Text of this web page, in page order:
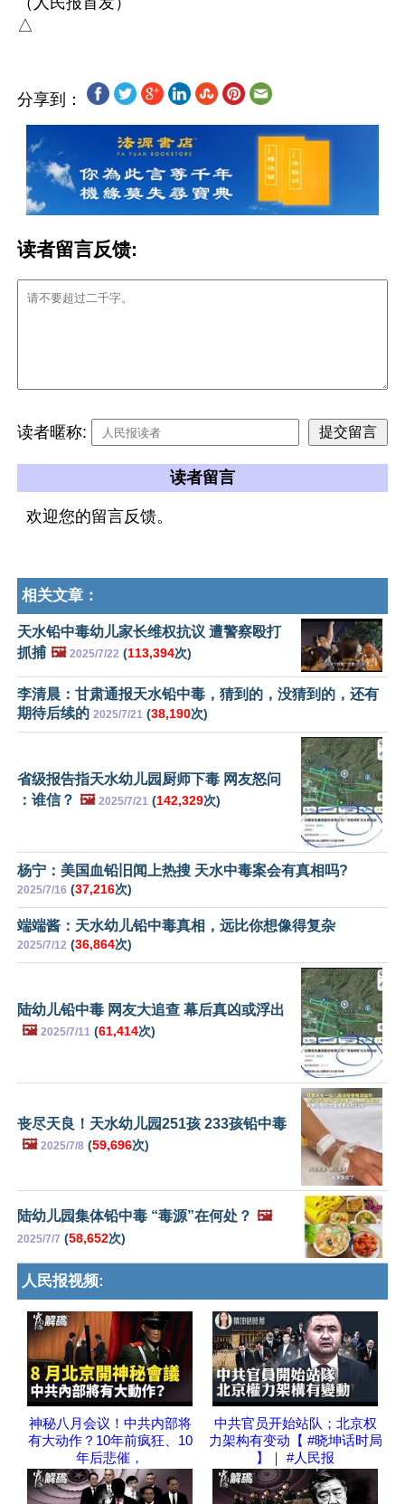
分享到：
读者留言反馈:
读者暱称:
读者留言
欢迎您的留言反馈。
相关文章：
天水铅中毒幼儿家长维权抗议 遭警察殴打
抓捕 🖼️ 2025/7/22 (113,394次)
李清晨：甘肃通报天水铅中毒，猜到的，没猜到的，还有
期待后续的 2025/7/21 (38,190次)
省级报告指天水幼儿园厨师下毒 网友怒问
：谁信？ 🖼️ 2025/7/21 (142,329次)
杨宁：美国血铅旧闻上热搜 天水中毒案会有真相吗?
2025/7/16 (37,216次)
端端酱：天水幼儿铅中毒真相，远比你想像得复杂
2025/7/12 (36,864次)
陆幼儿铅中毒 网友大追查 幕后真凶或浮出
🖼️ 2025/7/11 (61,414次)
丧尽天良！天水幼儿园251孩 233孩铅中毒
🖼️ 2025/7/8 (59,696次)
陆幼儿园集体铅中毒 “毒源”在何处？ 🖼️
2025/7/7 (58,652次)
人民报视频:
神秘八月会议！中共内部将
有大动作？10年前疯狂、10
年后悲催，
中共官员开始站队；北京权
力架构有变动【 #晓坤话时局
】｜ #人民报